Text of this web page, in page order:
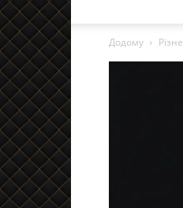
Додому Різне